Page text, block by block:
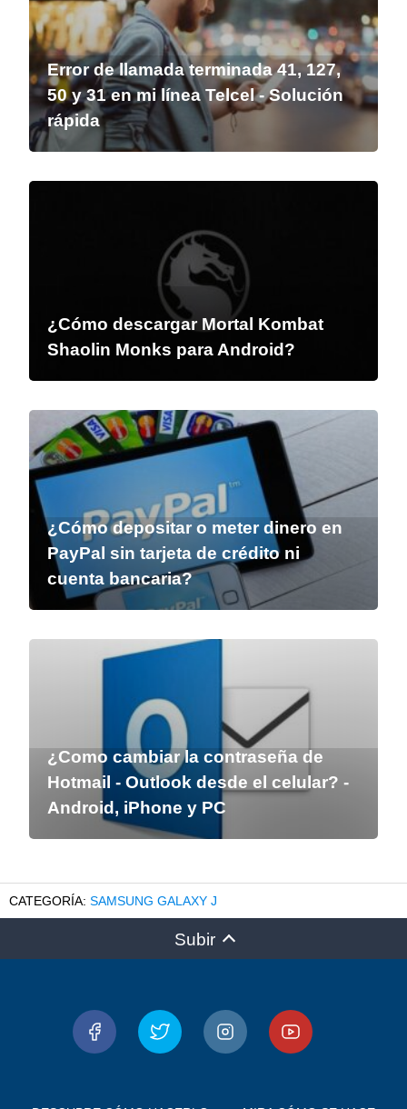
Error de llamada terminada 41, 127,
50 y 31 en mi línea Telcel - Solución
rápida
¿Cómo descargar Mortal Kombat
Shaolin Monks para Android?
¿Cómo depositar o meter dinero en
PayPal sin tarjeta de crédito ni
cuenta bancaria?
¿Como cambiar la contraseña de
Hotmail - Outlook desde el celular? -
Android, iPhone y PC
SAMSUNG GALAXY J
Subir